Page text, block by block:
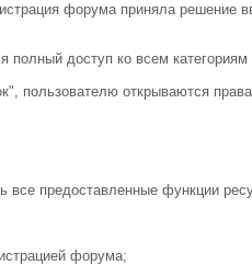
форума приняла решение
полный доступ ко всем
пользователю открываются
предоставленные функции
форума;